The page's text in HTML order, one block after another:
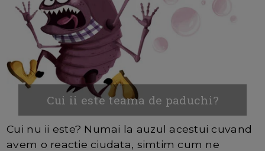
Cui ii este teama de paduchi?
Cui nu ii este? Numai la auzul acestui cuvand
avem o reactie ciudata, simtim cum ne